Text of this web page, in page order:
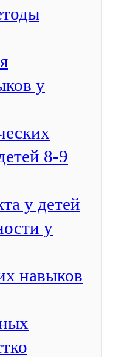
у
8-9
у детей
у
навыков